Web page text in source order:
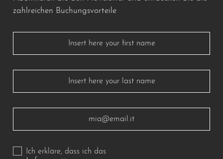
zahlreichen Buchungsvorteile
Lascia questo campo vuoto
Ich erkläre, dass ich das